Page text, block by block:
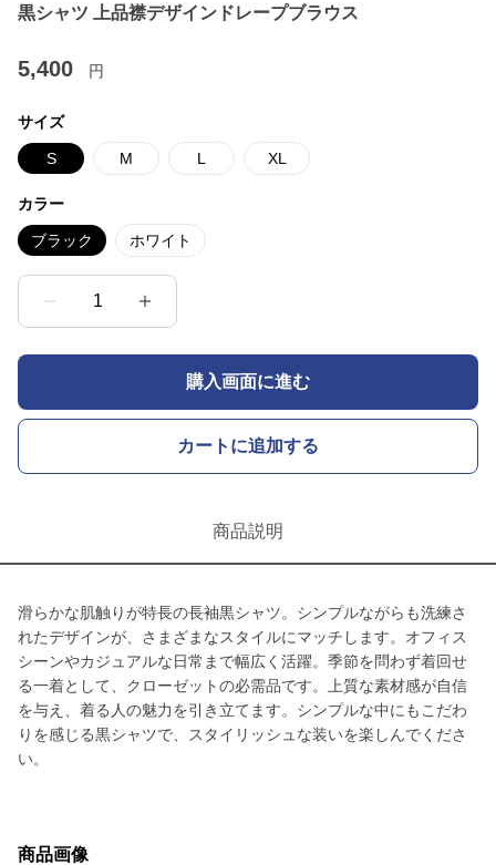
黒シャツ 上品襟デザインドレープブラウス
5,400 円
サイズ
S M L XL
カラー
ブラック ホワイト
1
購入画面に進む
カートに追加する
商品説明
滑らかな肌触りが特長の長袖黒シャツ。シンプルながらも洗練さ
れたデザインが、さまざまなスタイルにマッチします。オフィス
シーンやカジュアルな日常まで幅広く活躍。季節を問わず着回せ
る一着として、クローゼットの必需品です。上質な素材感が自信
を与え、着る人の魅力を引き立てます。シンプルな中にもこだわ
りを感じる黒シャツで、スタイリッシュな装いを楽しんでくださ
い。
商品画像